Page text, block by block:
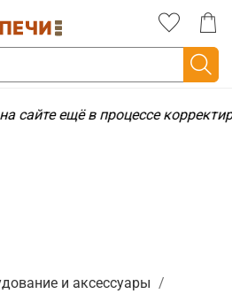
сайте ещё в процессе
и аксессуары